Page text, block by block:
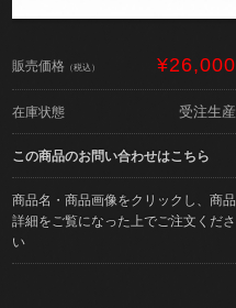
販売価格 （税込） ¥26,000
在庫状態 受注生産
この商品のお問い合わせはこちら
商品名・商品画像をクリックし、商品
詳細をご覧になった上でご注文くださ
い